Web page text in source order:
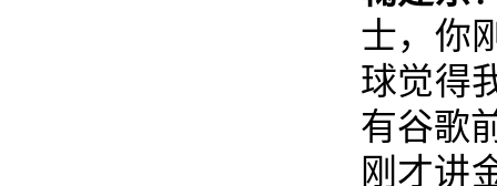
士，你
球觉得
有谷歌
刚才讲